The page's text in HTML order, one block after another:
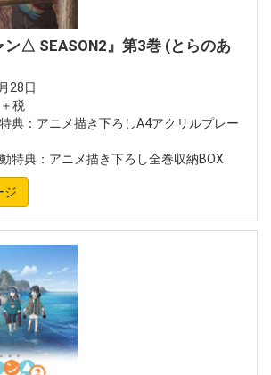
ン△ SEASON2』第3巻 (とらのあ
28日
税
典：アニメ描き下ろしA4アクリルプレー
特典：アニメ描き下ろし全巻収納BOX
ジ